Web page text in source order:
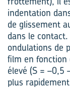
indentation
de glissement
dans le
ondulations de
film en fonction
élevé (S = –0,5
plus